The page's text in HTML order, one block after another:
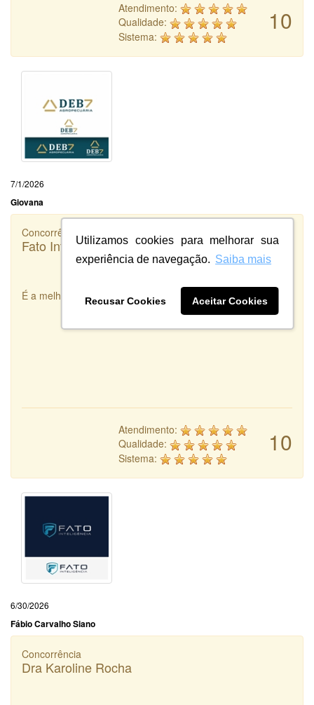
Utilizamos cookies para melhorar sua
experiência de navegação. Saiba mais
Recusar Cookies Aceitar Cookies
10
Atendimento:
Qualidade:
Sistema:
7/1/2026
Giovana
Concorrência
Fato Inteligência
É a melhor integradora de Designers que existe!
10
Atendimento:
Qualidade:
Sistema:
6/30/2026
Fábio Carvalho Siano
Concorrência
Dra Karoline Rocha